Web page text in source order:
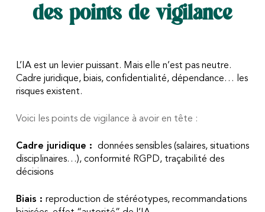
des points de vigilance
L’IA est un levier puissant. Mais elle n’est pas neutre.
Cadre juridique, biais, confidentialité, dépendance… les
risques existent.
Voici les points de vigilance à avoir en tête :
Cadre juridique :
données sensibles (salaires, situations
disciplinaires…), conformité RGPD, traçabilité des
décisions
Biais : reproduction de stéréotypes, recommandations